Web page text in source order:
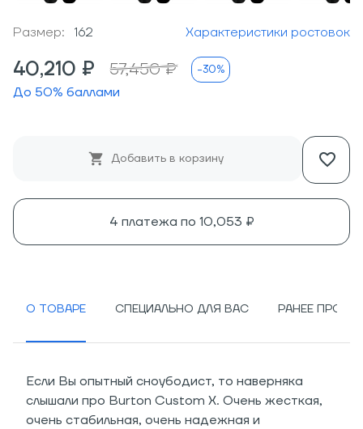
Размер: 162 Характеристики ростовок
40,210 ₽ 57,450 ₽ -30%
До 50% баллами
Добавить в корзину
4 платежа по 10,053 ₽
О ТОВАРЕ СПЕЦИАЛЬНО ДЛЯ ВАС РАНЕЕ
Если Вы опытный сноубодист, то наверняка
слышали про Burton Custom X. Очень жесткая,
очень стабильная, очень надежная и